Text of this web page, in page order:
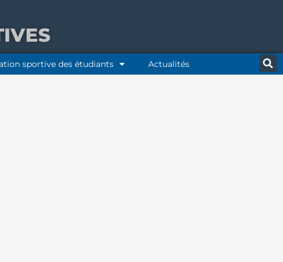
sportive des étudiants Actualités